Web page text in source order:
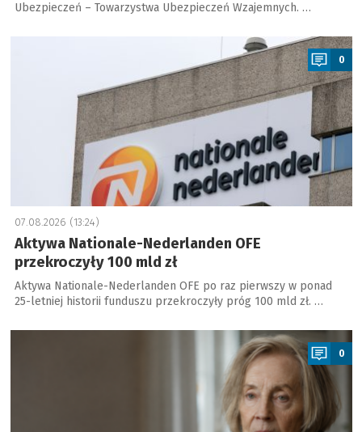
Ubezpieczeń – Towarzystwa Ubezpieczeń Wzajemnych. …
0
07.08.2026 (13:24)
Aktywa Nationale-Nederlanden OFE
przekroczyły 100 mld zł
Aktywa Nationale-Nederlanden OFE po raz pierwszy w ponad
25-letniej historii funduszu przekroczyły próg 100 mld zł. …
a
0